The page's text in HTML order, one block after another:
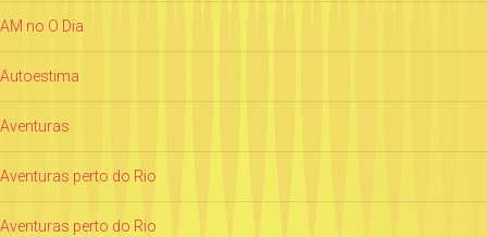
AM no O Dia
Autoestima
Aventuras
Aventuras perto do Rio
Aventuras perto do Rio